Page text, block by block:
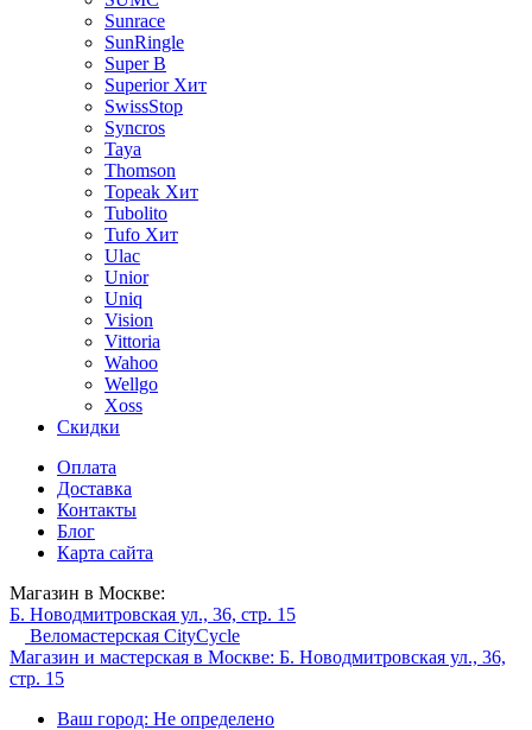
Sunrace
SunRingle
Super B
Superior Хит
SwissStop
Syncros
Taya
Thomson
Topeak Хит
Tubolito
Tufo Хит
Ulac
Unior
Uniq
Vision
Vittoria
Wahoo
Wellgo
Xoss
Скидки
Оплата
Доставка
Контакты
Блог
Карта сайта
Магазин в Москве:
Б. Новодмитровская ул., 36, стр. 15
Веломастерская CityCycle
Магазин и мастерская в Москве: Б. Новодмитровская ул., 36,
стр. 15
Ваш город: Не определено